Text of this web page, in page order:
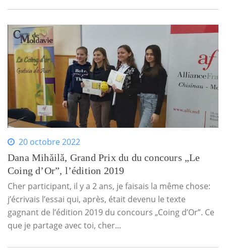
20 octobre 2022
Dana Mihăilă, Grand Prix du du concours „Le
Coing d’Or”, l’édition 2019
Cher participant, il y a 2 ans, je faisais la même chose:
j’écrivais l’essai qui, après, était devenu le texte
gagnant de l’édition 2019 du concours „Coing d’Or”. Ce
que je partage avec toi, cher...